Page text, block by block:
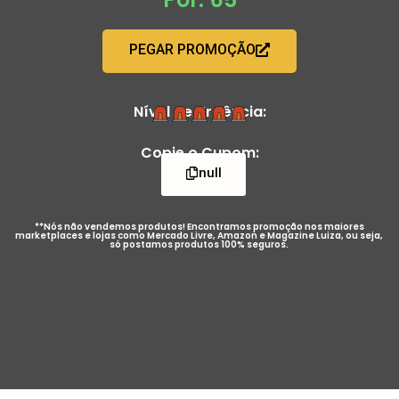
PEGAR PROMOÇÃO
Nível de Urgência:
Copie o Cupom:
null
**Nós não vendemos produtos! Encontramos promoção nos maiores
marketplaces e lojas como Mercado Livre, Amazon e Magazine Luiza, ou seja,
só postamos produtos 100% seguros.